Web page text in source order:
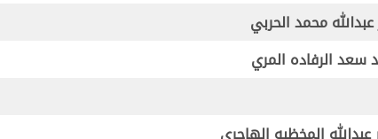
محمد الحربي
الرفاده المري